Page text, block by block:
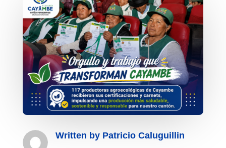
Written by Patricio Caluguillin